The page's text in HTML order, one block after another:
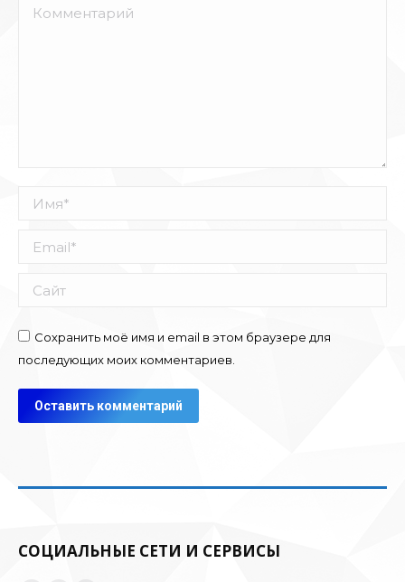
Комментарий
Имя *
Email *
Сайт
Сохранить моё имя и email в этом браузере для
последующих моих комментариев.
Оставить комментарий
СОЦИАЛЬНЫЕ СЕТИ И СЕРВИСЫ